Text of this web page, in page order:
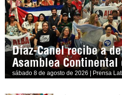
Díaz-Canel recibe a
Asamblea Continental
sábado 8 de agosto de 2026 | Prensa